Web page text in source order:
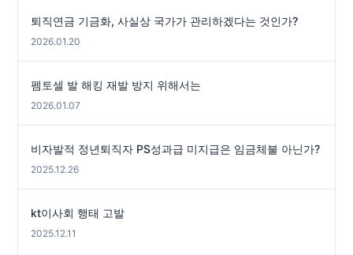
퇴직연금 기금화, 사실상 국가가 관리하겠다는 것인가?
2026.01.20
펨토셀 발 해킹 재발 방지 위해서는
2026.01.07
비자발적 정년퇴직자 PS성과급 미지급은 임금체불 아닌가?
2025.12.26
kt이사회 행태 고발
2025.12.11